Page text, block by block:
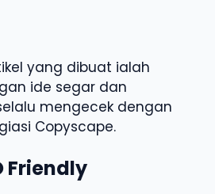
yang dibuat ialah
ide segar dan
mengecek dengan
Copyscape.
Friendly